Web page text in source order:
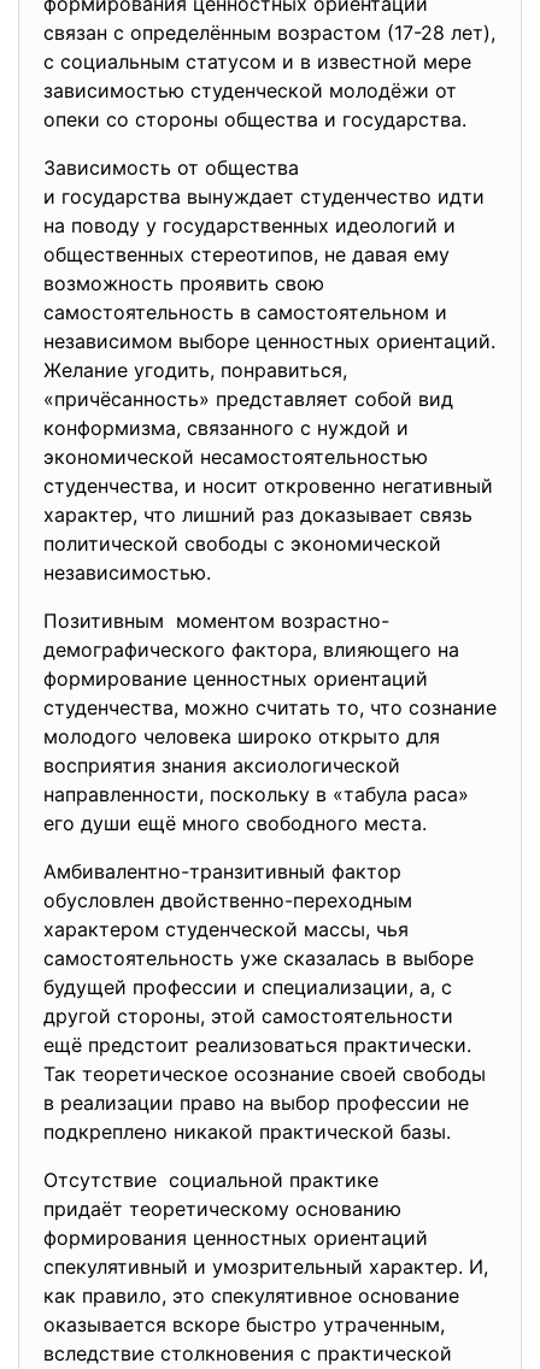
связан с определённым возрастом (17-28 лет),
с социальным статусом и в известной мере
зависимостью студенческой молодёжи от
опеки со стороны общества и государства.
Зависимость от общества
и государства вынуждает студенчество идти
на поводу у государственных идеологий и
общественных стереотипов, не давая ему
возможность проявить свою
самостоятельность в самостоятельном и
независимом выборе ценностных ориентаций.
Желание угодить, понравиться,
«причёсанность» представляет собой вид
конформизма, связанного с нуждой и
экономической несамостоятельностью
студенчества, и носит откровенно негативный
характер, что лишний раз доказывает связь
политической свободы с экономической
независимостью.
Позитивным моментом возрастно-
демографического фактора, влияющего на
формирование ценностных ориентаций
студенчества, можно считать то, что сознание
молодого человека широко открыто для
восприятия знания аксиологической
направленности, поскольку в «табула раса»
его души ещё много свободного места.
Амбивалентно-транзитивный фактор
обусловлен двойственно-переходным
характером студенческой массы, чья
самостоятельность уже сказалась в выборе
будущей профессии и специализации, а, с
другой стороны, этой самостоятельности
ещё предстоит реализоваться практически.
Так теоретическое осознание своей свободы
в реализации право на выбор профессии не
подкреплено никакой практической базы.
Отсутствие социальной практике
придаёт теоретическому основанию
формирования ценностных ориентаций
спекулятивный и умозрительный характер. И,
как правило, это спекулятивное основание
оказывается вскоре быстро утраченным,
вследствие столкновения с практической